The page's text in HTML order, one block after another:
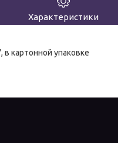
Характеристики
картонной упаковке